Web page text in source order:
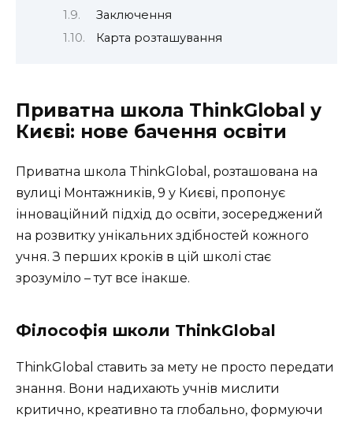
Заключення
Карта розташування
Приватна школа ThinkGlobal у
Києві: нове бачення освіти
Приватна школа ThinkGlobal, розташована на
вулиці Монтажників, 9 у Києві, пропонує
інноваційний підхід до освіти, зосереджений
на розвитку унікальних здібностей кожного
учня. З перших кроків в цій школі стає
зрозуміло – тут все інакше.
Філософія школи ThinkGlobal
ThinkGlobal ставить за мету не просто передати
знання. Вони надихають учнів мислити
критично, креативно та глобально, формуючи